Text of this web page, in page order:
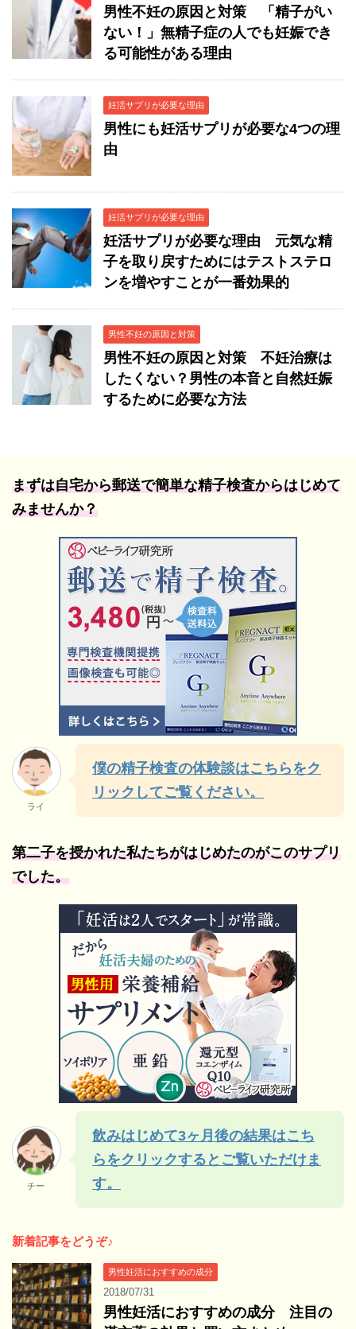
男性不妊の原因と対策 「精子がい
ない！」無精子症の人でも妊娠でき
る可能性がある理由
妊活サプリが必要な理由
男性にも妊活サプリが必要な4つの理
由
妊活サプリが必要な理由
妊活サプリが必要な理由 元気な精
子を取り戻すためにはテストステロ
ンを増やすことが一番効果的
男性不妊の原因と対策
男性不妊の原因と対策 不妊治療は
したくない？男性の本音と自然妊娠
するために必要な方法
まずは自宅から郵送で簡単な精子検査からはじめて
みませんか？
ライ
僕の精子検査の体験談はこちらをク
リックしてご覧ください。
第二子を授かれた私たちがはじめたのがこのサプリ
でした。
チー
飲みはじめて3ヶ月後の結果はこち
らをクリックするとご覧いただけま
す。
新着記事をどうぞ♪
男性妊活におすすめの成分
2018/07/31
男性妊活におすすめの成分 注目の